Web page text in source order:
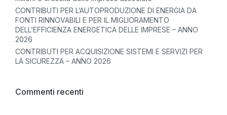
CONTRIBUTI PER L’AUTOPRODUZIONE DI ENERGIA DA
FONTI RINNOVABILI E PER IL MIGLIORAMENTO
DELL’EFFICIENZA ENERGETICA DELLE IMPRESE – ANNO
2026
CONTRIBUTI PER ACQUISIZIONE SISTEMI E SERVIZI PER
LA SICUREZZA – ANNO 2026
Commenti recenti